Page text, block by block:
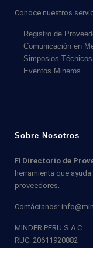
Conoce nuestros
Registro de
Comunicación en
Simposios
Eventos Mineros
Sobre Nosotros
El Directorio de
herramienta que
proveedores.
Contáctanos:
MINDER PERU S.A.C
RUC: 20611920882